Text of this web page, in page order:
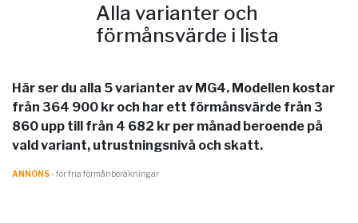
Alla varianter och
förmånsvärde i lista
Här ser du alla 5 varianter av MG4. Modellen kostar
från 364 900 kr och har ett förmånsvärde från 3
860 upp till från 4 682 kr per månad beroende på
vald variant, utrustningsnivå och skatt.
ANNONS- för fria förmånberäkningar